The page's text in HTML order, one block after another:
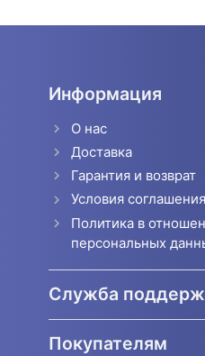
Информация
О нас
Доставка
Гарантия и возврат
Условия соглашения
Политика в
персональных
Служба
Покупателям